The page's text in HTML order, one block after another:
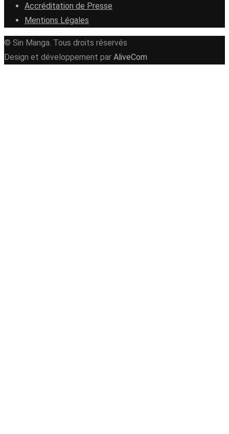
Accréditation de Presse
Mentions Légales
© Sin Manga. Tous droits réservés
Design et développement par AliveCom